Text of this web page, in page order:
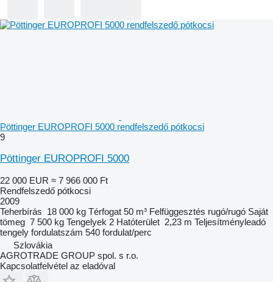
Pöttinger EUROPROFI 5000 rendfelszedő pótkocsi
9
Pöttinger EUROPROFI 5000
22 000 EUR ≈ 7 966 000 Ft
Rendfelszedő pótkocsi
2009
Teherbírás 18 000 kg Térfogat 50 m³ Felfüggesztés rugó/rugó Saját
tömeg 7 500 kg Tengelyek 2 Hatóterület 2,23 m Teljesítményleadó
tengely fordulatszám 540 fordulat/perc
Szlovákia
AGROTRADE GROUP spol. s r.o.
Kapcsolatfelvétel az eladóval